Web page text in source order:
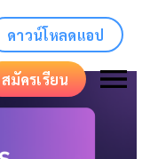
ดาวน์โหลดแอป
สมัครเรียน